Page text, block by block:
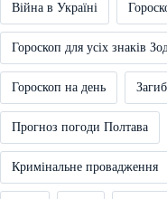
Війна в Україні
Гороскоп для усіх знаків
Гороскоп на день
Прогноз погоди Полтава
Кримінальне провадження